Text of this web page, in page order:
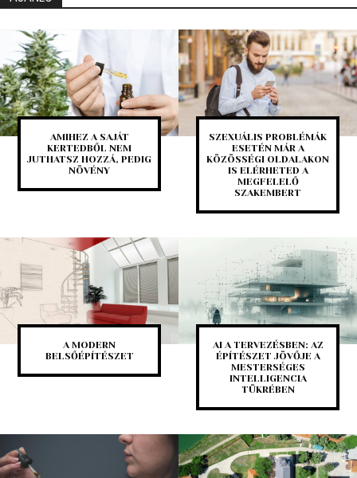
AMIHEZ A SAJÁT
KERTEDBŐL NEM
JUTHATSZ HOZZÁ, PEDIG
NÖVÉNY
SZEXUÁLIS PROBLÉMÁK
ESETÉN MÁR A
KÖZÖSSÉGI OLDALAKON
IS ELÉRHETED A
MEGFELELŐ
SZAKEMBERT
A MODERN
BELSŐÉPÍTÉSZET
AI A TERVEZÉSBEN: AZ
ÉPÍTÉSZET JÖVŐJE A
MESTERSÉGES
INTELLIGENCIA
TÜKRÉBEN